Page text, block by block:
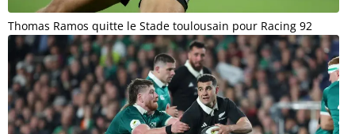
Thomas Ramos quitte le Stade toulousain pour Racing 92